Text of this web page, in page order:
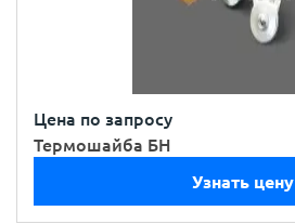
Цена по запросу
Термошайба БН
Узнать цену